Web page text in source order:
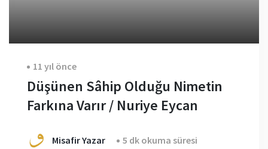
11 yıl önce
Düşünen Sâhip Olduğu Nimetin
Farkına Varır / Nuriye Eycan
Misafir Yazar 5 dk okuma süresi